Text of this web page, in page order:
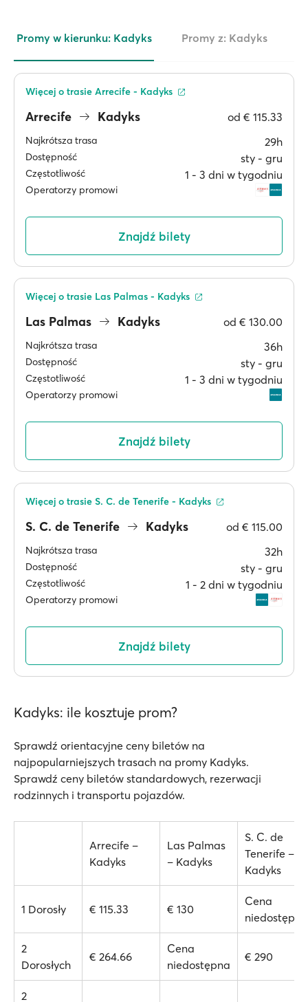
Promy w kierunku: Kadyks Promy z: Kadyks
Arrecife Kadyks od € 115.33
Najkrótsza trasa 29h
Dostępność sty ‐ gru
Częstotliwość 1 ‐ 3 dni w tygodniu
Operatorzy promowi
Więcej o trasie Arrecife - Kadyks
Znajdź bilety
Las Palmas Kadyks od € 130.00
Najkrótsza trasa 36h
Dostępność sty ‐ gru
Częstotliwość 1 ‐ 3 dni w tygodniu
Operatorzy promowi
Więcej o trasie Las Palmas - Kadyks
Znajdź bilety
S. C. de Tenerife Kadyks od € 115.00
Najkrótsza trasa 32h
Dostępność sty ‐ gru
Częstotliwość 1 ‐ 2 dni w tygodniu
Operatorzy promowi
Więcej o trasie S. C. de Tenerife - Kadyks
Znajdź bilety
Kadyks: ile kosztuje prom?
Sprawdź orientacyjne ceny biletów na
najpopularniejszych trasach na promy Kadyks.
Sprawdź ceny biletów standardowych, rezerwacji
rodzinnych i transportu pojazdów.
Arrecife –
Kadyks
Las Palmas
– Kadyks
S. C. de
Tenerife –
Kadyks
1 Dorosły € 115.33 € 130
Cena
niedostępna
2
Dorosłych
€ 264.66
Cena
niedostępna
€ 290
2